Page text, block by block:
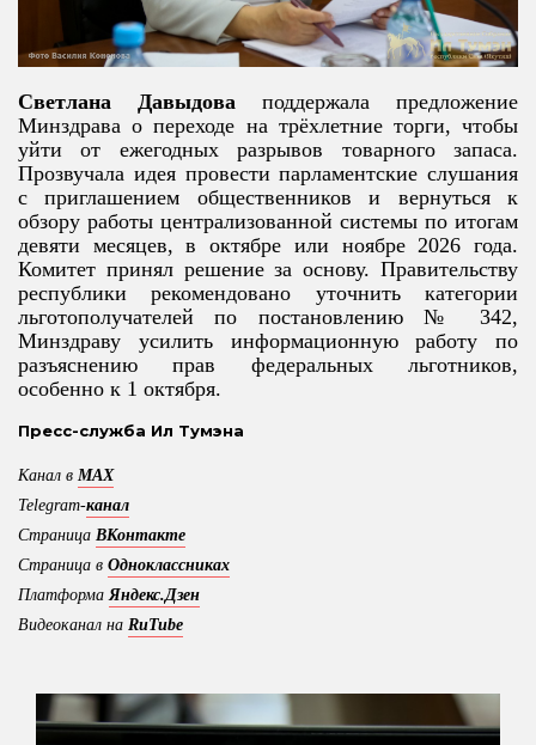
Светлана Давыдова поддержала предложение
Минздрава о переходе на трёхлетние торги, чтобы
уйти от ежегодных разрывов товарного запаса.
Прозвучала идея провести парламентские слушания
с приглашением общественников и вернуться к
обзору работы централизованной системы по итогам
девяти месяцев, в октябре или ноябре 2026 года.
Комитет принял решение за основу. Правительству
республики рекомендовано уточнить категории
льготополучателей по постановлению № 342,
Минздраву усилить информационную работу по
разъяснению прав федеральных льготников,
особенно к 1 октября.
Пресс-служба Ил Тумэна
Канал в MAX
Telegram-канал
Страница ВКонтакте
Страница в Одноклассниках
Платформа Яндекс.Дзен
Видеоканал на RuTube